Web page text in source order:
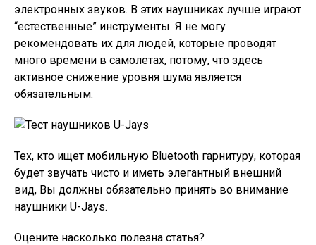
электронных звуков. В этих наушниках лучше играют
“естественные” инструменты. Я не могу
рекомендовать их для людей, которые проводят
много времени в самолетах, потому, что здесь
активное снижение уровня шума является
обязательным.
Тех, кто ищет мобильную Bluetooth гарнитуру, которая
будет звучать чисто и иметь элегантный внешний
вид, Вы должны обязательно принять во внимание
наушники U-Jays.
Оцените насколько полезна статья?